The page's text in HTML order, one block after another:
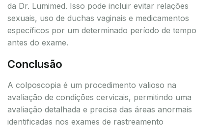
da Dr. Lumimed. Isso pode incluir evitar relações
sexuais, uso de duchas vaginais e medicamentos
específicos por um determinado período de tempo
antes do exame.
Conclusão
A colposcopia é um procedimento valioso na
avaliação de condições cervicais, permitindo uma
avaliação detalhada e precisa das áreas anormais
identificadas nos exames de rastreamento